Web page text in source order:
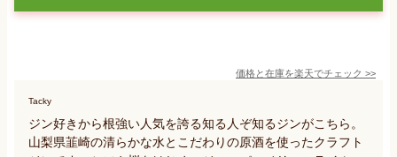
価格と在庫を楽天でチェック >>
Tacky
ジン好きから根強い人気を誇る知る人ぞ知るジンがこちら。
山梨県韮崎の清らかな水とこだわりの原酒を使ったクラフト